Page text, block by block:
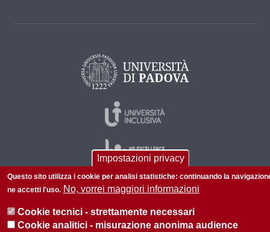
Impostazioni privacy
Questo sito utilizza i cookie per analisi statistiche: continuando la
ne accetti l'uso. No, vorrei maggiori informazioni
Cookie tecnici - strettamente necessari
Cookie analitici - misurazione anonima audience